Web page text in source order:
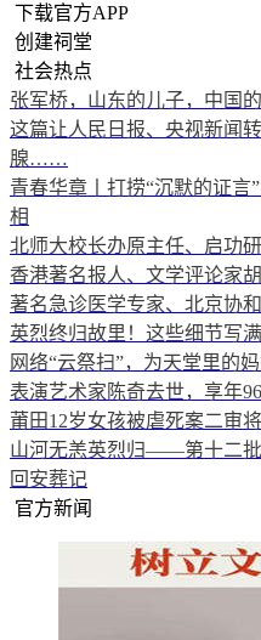
下载官方APP
创建祠堂
社会热点
张军桥，山东的儿子，中国的
这篇让人民日报、央视新闻
腺……
青春华章丨打捞“沉默的证
相
北师大校长办原主任、启功
香港著名报人、文学评论家
著名急诊医学专家、北京协
英烈终归故里！这些细节写
网络“云祭扫”，为天堂里的
表演艺术家陈奇去世，享年
莆田12岁女孩被虐死案二审
山河无恙英烈归——第十二
回安葬记
官方新闻